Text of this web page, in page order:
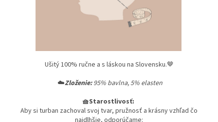
Ušitý 100% ručne a s láskou na Slovensku.🤎
☁️Zloženie:95% bavlna, 5% elasten
🧺Starostlivosť:
Aby si turban zachoval svoj tvar, pružnosť a krásny vzhľad čo
najdlhšie, odporúčame: